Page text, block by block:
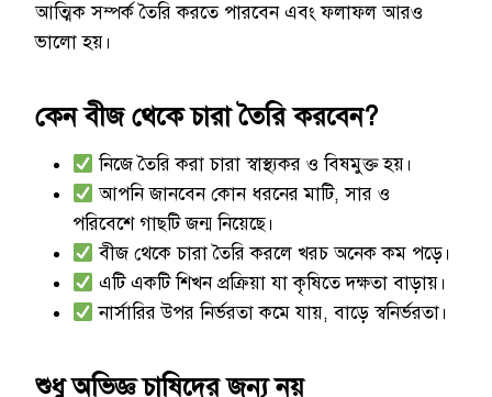
আত্মিক সম্পর্ক তৈরি করতে পারবেন এবং ফলাফল আরও
ভালো হয়।
কেন বীজ থেকে চারা তৈরি করবেন?
নিজে তৈরি করা চারা স্বাস্থ্যকর ও বিষমুক্ত হয়।
আপনি জানবেন কোন ধরনের মাটি, সার ও
পরিবেশে গাছটি জন্ম নিয়েছে।
বীজ থেকে চারা তৈরি করলে খরচ অনেক কম পড়ে।
এটি একটি শিখন প্রক্রিয়া যা কৃষিতে দক্ষতা বাড়ায়।
নার্সারির উপর নির্ভরতা কমে যায়, বাড়ে স্বনির্ভরতা।
শুধু অভিজ্ঞ চাষিদের জন্য নয়